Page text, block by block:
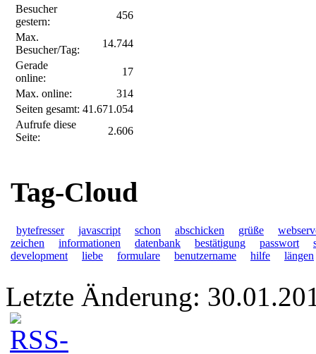
Besucher
gestern:
456
Max.
Besucher/Tag:
14.744
Gerade
online:
17
Max. online:
314
Seiten gesamt: 41.671.054
Aufrufe diese
Seite:
2.606
Tag-Cloud
bytefresser javascript schon abschicken grüße
zeichen
informationen datenbank bestätigung passwort
development
liebe formulare benutzername hilfe längen
Letzte Änderung: